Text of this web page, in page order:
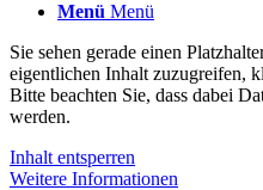
Menü Menü
Sie sehen gerade einen
eigentlichen Inhalt zuzugreifen,
Bitte beachten Sie, dass dabei
werden.
Inhalt entsperren
Weitere Informationen